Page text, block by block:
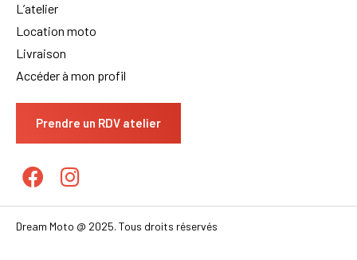
L’atelier
Location moto
Livraison
Accéder à mon profil
Prendre un RDV atelier
Dream Moto @ 2025. Tous droits réservés